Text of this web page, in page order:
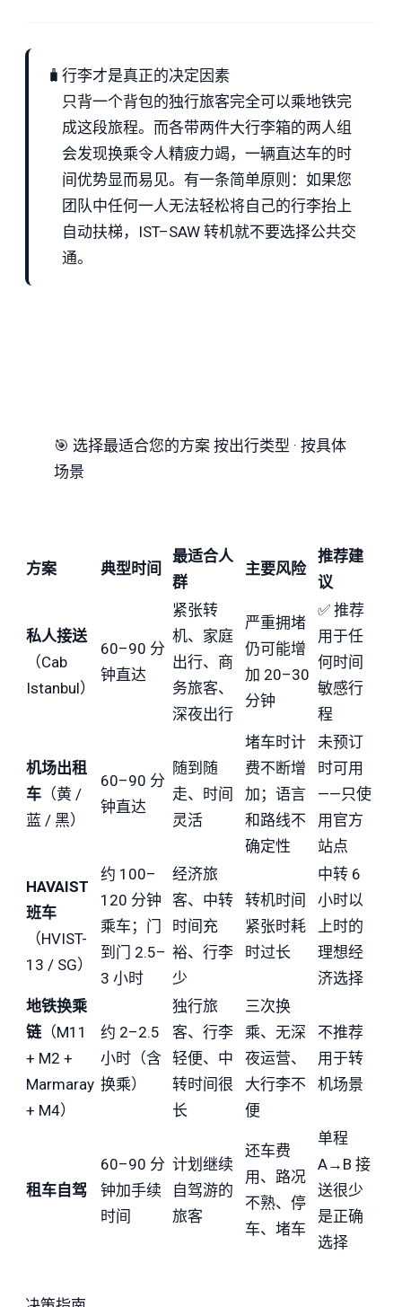
🧳行李才是真正的决定因素
只背一个背包的独行旅客完全可以乘地铁完
成这段旅程。而各带两件大行李箱的两人组
会发现换乘令人精疲力竭，一辆直达车的时
间优势显而易见。有一条简单原则：如果您
团队中任何一人无法轻松将自己的行李抬上
自动扶梯，IST–SAW 转机就不要选择公共交
通。
🎯 选择最适合您的方案 按出行类型 · 按具体
场景
方案 典型时间
最适合人
群
主要风险
推荐建
议
私人接送
（Cab
Istanbul）
60–90 分
钟直达
紧张转
机、家庭
出行、商
务旅客、
深夜出行
严重拥堵
仍可能增
加 20–30
分钟
✅ 推荐
用于任
何时间
敏感行
程
机场出租
车 （黄 /
蓝 / 黑）
60–90 分
钟直达
随到随
走、时间
灵活
堵车时计
费不断增
加；语言
和路线不
确定性
未预订
时可用
——只使
用官方
站点
HAVAIST
班车
（HVIST-
13 / SG）
约 100–
120 分钟
乘车；门
到门 2.5–
3 小时
经济旅
客、中转
时间充
裕、行李
少
转机时间
紧张时耗
时过长
中转 6
小时以
上时的
理想经
济选择
地铁换乘
链 （M11
+ M2 +
Marmaray
+ M4）
约 2–2.5
小时（含
换乘）
独行旅
客、行李
轻便、中
转时间很
长
三次换
乘、无深
夜运营、
大行李不
便
不推荐
用于转
机场景
租车自驾
60–90 分
钟加手续
时间
计划继续
自驾游的
旅客
还车费
用、路况
不熟、停
车、堵车
单程
A→B 接
送很少
是正确
选择